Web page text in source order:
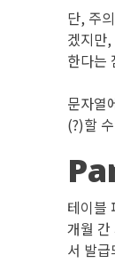
단, 주
겠지만
한다는
문자열
(?)할
테이블
개월 간
서 발